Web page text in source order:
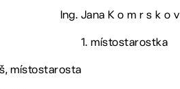
Ing. Jana K o m r s k o
1. místostarostka
místostarosta